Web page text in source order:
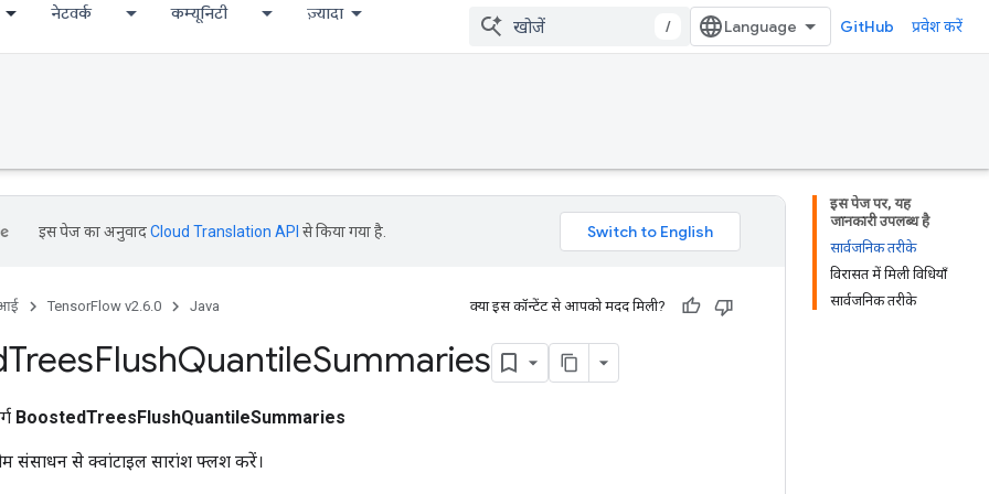
नेटवर्क कम्यूनिटी ज़्यादा
/ GitHub प्रवेश करें
इस पेज पर, यह
जानकारी उपलब्ध है
सार्वजनिक तरीके
विरासत में मिली विधियाँ
सार्वजनिक तरीके
इस पेज का अनुवादCloud Translation API से किया गया है.
TensorFlow v2.6.0 Java क्या इस कॉन्टेंट से आपको मदद मिली?
TreesFlushQuantileSummaries
BoostedTreesFlushQuantileSummaries
संसाधन से क्वांटाइल सारांश फ्लश करें।